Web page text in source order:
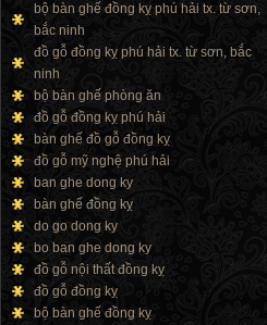
bộ bàn ghế đồng kỵ phú hải tx. từ sơn,
bắc ninh
đồ gỗ đồng kỵ phú hải tx. từ sơn, bắc
ninh
bộ bàn ghế phòng ăn
đồ gỗ đồng kỵ phú hải
bàn ghế đồ gỗ đồng kỵ
đồ gỗ mỹ nghệ phú hải
ban ghe dong ky
bàn ghế đồng kỵ
do go dong ky
bo ban ghe dong ky
đồ gỗ nội thất đồng kỵ
đồ gỗ đồng kỵ
bộ bàn ghế đồng kỵ